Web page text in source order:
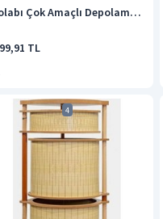
Çok Amaçlı Depolama
TL
4